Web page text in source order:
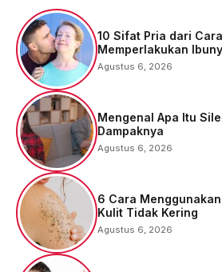
10 Sifat Pria dari
Memperlakukan
Agustus 6, 2026
Mengenal Apa Itu
Dampaknya
Agustus 6, 2026
6 Cara
Kulit Tidak Kering
Agustus 6, 2026